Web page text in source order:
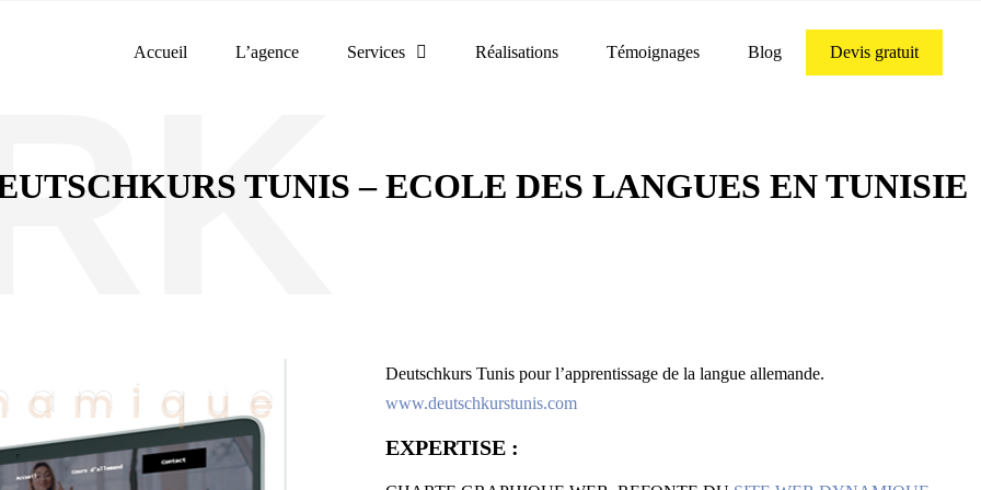
Accueil L’agence Services Réalisations Témoignages Blog Devis gratuit
TUNIS – ECOLE DES LANGUES EN TUNISIE
Deutschkurs Tunis pour l’apprentissage de la langue allemande.
www.deutschkurstunis.com
EXPERTISE :